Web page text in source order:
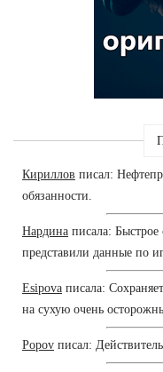
Кириллов писал:
обязанности.
Нардина писала:
представили данные по
Esipova писала:
на сухую очень
Popov писал: